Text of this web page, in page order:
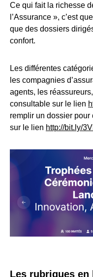
Ce qui fait la richesse
l’Assurance », c’est
que des dossiers
confort.
Les différentes
les compagnies
agents, les
consultable sur le lien
remplir un dossier
sur le lien http://bit.ly/
Les rubriques en